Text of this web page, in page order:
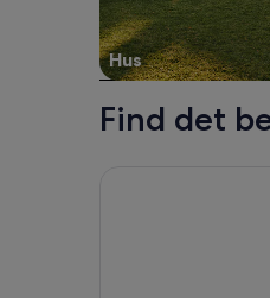
Hus
Find det